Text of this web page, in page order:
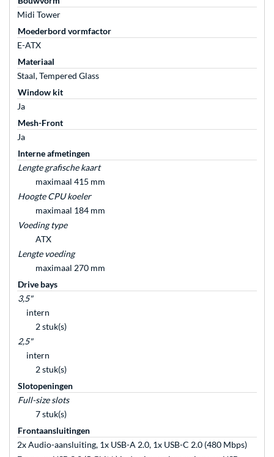
Midi Tower
Moederbord vormfactor
E-ATX
Materiaal
Staal, Tempered Glass
Window kit
Ja
Mesh-Front
Ja
Interne afmetingen
Lengte grafische kaart
maximaal 415 mm
Hoogte CPU koeler
maximaal 184 mm
Voeding type
ATX
Lengte voeding
maximaal 270 mm
Drive bays
3,5"
intern
2 stuk(s)
2,5"
intern
2 stuk(s)
Slotopeningen
Full-size slots
7 stuk(s)
Frontaansluitingen
2x Audio-aansluiting, 1x USB-A 2.0, 1x USB-C 2.0 (480 Mbps)